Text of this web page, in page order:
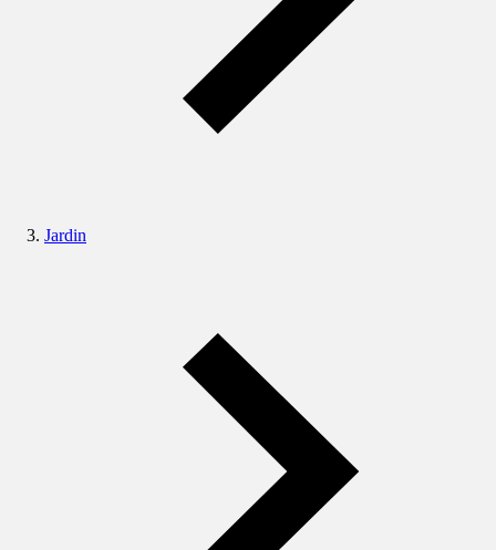
Jardin